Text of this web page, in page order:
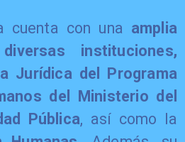
cuenta con una amplia
instituciones,
Jurídica del Programa
del Ministerio del
Pública, así como la